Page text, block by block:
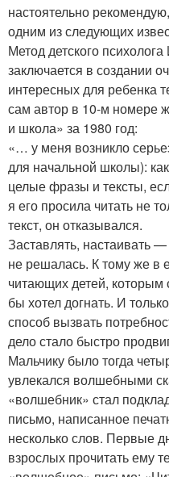
настоятельно
одним из следующих
Метод детского
заключается в создании
интересных для ребенка
сам автор в 10-м номере
и школа» за 1980 год:
«… у меня возникло
для начальной школы):
целые фразы и тексты,
я его просила читать не
текст, он отказывался.
Заставлять, настаивать
не решалась. К тому же в
читающих детей, которым
бы хотел догнать. И
способ вызвать
дело стало быстро
Мальчику было тогда
увлекался волшебными
«волшебник» стал
письмо, написанное
несколько слов. Первые
взрослых прочитать ему